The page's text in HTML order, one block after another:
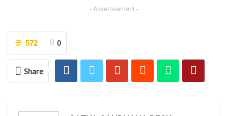
- Advertisement -
0
572
Share